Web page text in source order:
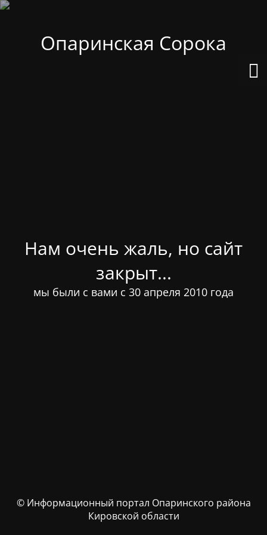
Опаринская Сорока
Нам очень жаль, но сайт
закрыт...
мы были с вами с 30 апреля 2010 года
© Информационный портал Опаринского района
Кировской области